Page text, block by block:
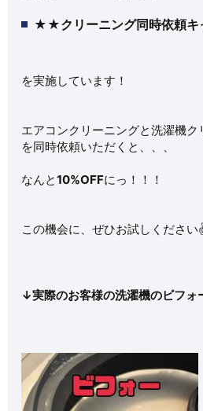
★★クリーニング同時依頼
を実施しています！
エアコンクリーニングと洗濯機ク
を同時依頼いただくと、、、
なんと10%OFFにっ！！！
この機会に、ぜひお試しください
↓実際のお客様の洗濯機のビフォ